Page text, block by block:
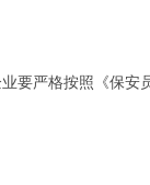
要严格按照《保安